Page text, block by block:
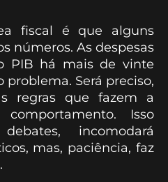
fiscal é que alguns
números. As despesas
PIB há mais de vinte
problema. Será preciso,
regras que fazem a
Isso
incomodará
mas, paciência, faz